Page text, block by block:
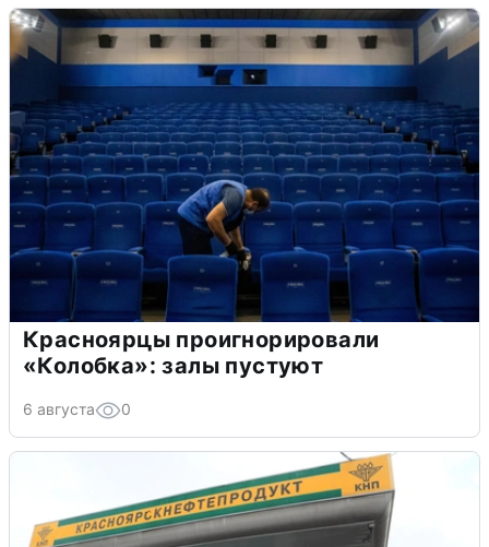
Красноярцы проигнорировали
«Колобка»: залы пустуют
6 августа 0